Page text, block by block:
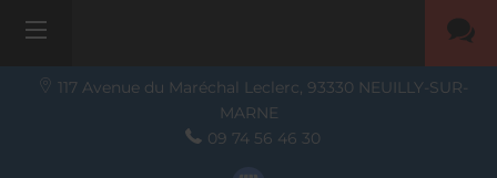
117 Avenue du Maréchal Leclerc, 93330 NEUILLY-SUR-
MARNE
09 74 56 46 30